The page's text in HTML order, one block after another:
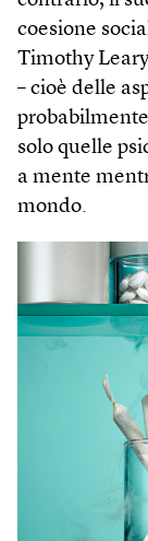
coesione
Timothy
– cioè delle
solo quelle
a mente
mondo.